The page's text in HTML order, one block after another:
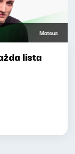
Mateusz
lista